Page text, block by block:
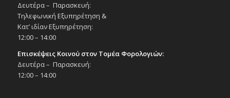
Δευτέρα – Παρασκευή:
Τηλεφωνική Εξυπηρέτηση &
Κατ’ ιδίαν Εξυπηρέτηση:
12:00 – 14:00
Επισκέψεις Κοινού στον Τομέα Φορολογιών:
Δευτέρα – Παρασκευή:
12:00 – 14:00